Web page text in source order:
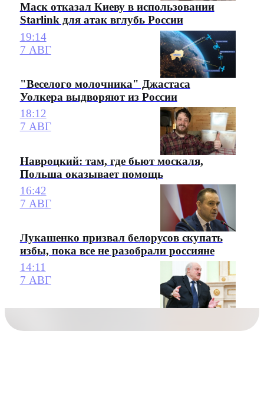
Маск отказал Киеву в использовании
Starlink для атак вглубь России
19:14
7 АВГ
"Веселого молочника" Джастаса
Уолкера выдворяют из России
18:12
7 АВГ
Навроцкий: там, где бьют москаля,
Польша оказывает помощь
16:42
7 АВГ
Лукашенко призвал белорусов скупать
избы, пока все не разобрали россияне
14:11
7 АВГ